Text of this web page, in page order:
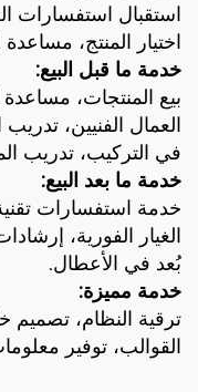
استقبال استفسارات
اختيار المنتج،
خدمة ما قبل البيع:
بيع المنتجات، مساعدة
العمال الفنيين،
في التركيب، تدريب
خدمة ما بعد البيع:
الغيار الفورية،
بُعد في الأعطال.
خدمة مميزة:
ترقية النظام، تصميم
القوالب، توفير